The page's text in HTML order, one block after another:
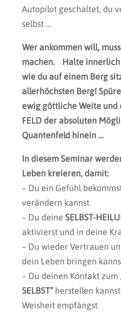
Autopilot geschaltet, du
selbst …
Wer ankommen will,
machen. Halte innerlich
wie du auf einem Berg
allerhöchsten Berg!
ewig göttliche Weite und
FELD der absoluten
Quantenfeld hinein …
In diesem Seminar
Leben kreieren, damit:
– Du ein Gefühl
verändern kannst
– Du deine SELBST-
aktivierst und in deine
– Du wieder Vertrauen
dein Leben bringen
– Du deinen Kontakt zum
SELBST“herstellen
Weisheit empfängst